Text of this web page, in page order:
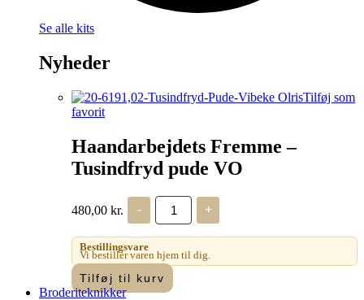
Se alle kits
Nyheder
Tilføj som
favorit
Haandarbejdets Fremme –
Tusindfryd pude VO
480,00 kr. -
Haandarbejdets
Fremme
-
Tusindfryd
pude
VO
antal
+
Bestillingsvare
Vi bestiller varen hjem til dig.
Tilføj til kurv
Broderiteknikker